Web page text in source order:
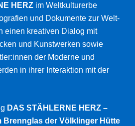
HERZim Weltkulturerbe
und Dokumente zur Welt-
einen kreativen Dialog mit
und Kunstwerken sowie
der Moderne und
in ihrer Interaktion mit der
DAS STÄHLERNE HERZ –
Brennglas der Völklinger Hütte